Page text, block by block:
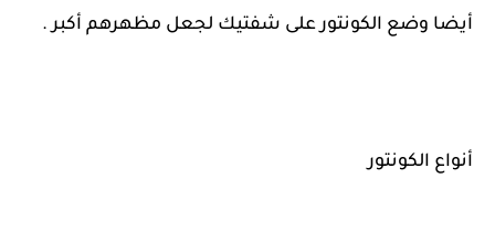
أيضا وضع الكونتور على شفتيك لجعل مظهرهم أكبر .
أنواع الكونتور